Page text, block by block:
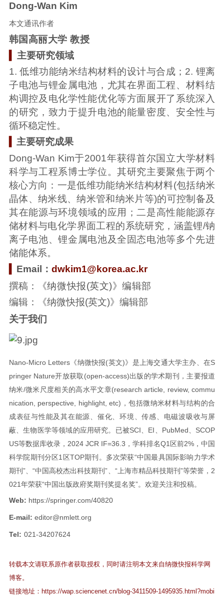
Dong-Wan Kim
本文通讯作者
韩国高丽大学 教授
主要研究领域
1. 低维功能纳米结构材料的设计与合成；2. 锂离
子电池与锂金属电池，尤其在界面工程、材料结
构调控及电化学性能优化等方面展开了系统深入
的研究，致力于提升电池的能量密度、安全性与
循环稳定性。
主要研究成果
Dong-Wan Kim于2001年获得首尔国立大学材料
科学与工程系博士学位。其研究主要聚焦于两个
核心方向：一是低维功能纳米结构材料(包括纳米
晶体、纳米线、纳米管和纳米片等)的可控制备及
其在能源与环境领域的应用；二是高性能能源存
储材料与电化学界面工程的系统研究，涵盖锂/钠
离子电池、锂金属电池及全固态电池等多个先进
储能体系。
Email： dwkim1@korea.ac.kr
撰稿：
《纳微快报(英文)》编辑部
编辑：《纳微快报(英文)》编辑部
关于我们
Nano-Micro Letters《纳微快报(英文)》是上海交通大学主办、在S
pringer Nature开放获取(open-access)出版的学术期刊，主要报道
纳米/微米尺度相关的高水平文章(research article, review, commu
nication, perspective, highlight, etc)，包括微纳米材料与结构的合
成表征与性能及其在能源、催化、环境、传感、电磁波吸收与屏
蔽、生物医学等领域的应用研究。已被SCI、EI、PubMed、SCOP
US等数据库收录，2024 JCR IF=36.3，学科排名Q1区前2%，中国
科学院期刊分区1区TOP期刊。多次荣获“中国最具国际影响力学术
期刊”、“中国高校杰出科技期刊”、“上海市精品科技期刊”等荣誉，2
021年荣获“中国出版政府奖期刊奖提名奖”。欢迎关注和投稿。
Web: https://springer.com/40820
E-mail: editor@nmlett.org
Tel: 021-34207624
转载本文请联系原作者获取授权，同时请注明本文来自纳微快报科学网
博客。
链接地址： https://wap.sciencenet.cn/blog-3411509-1495935.html?mobi